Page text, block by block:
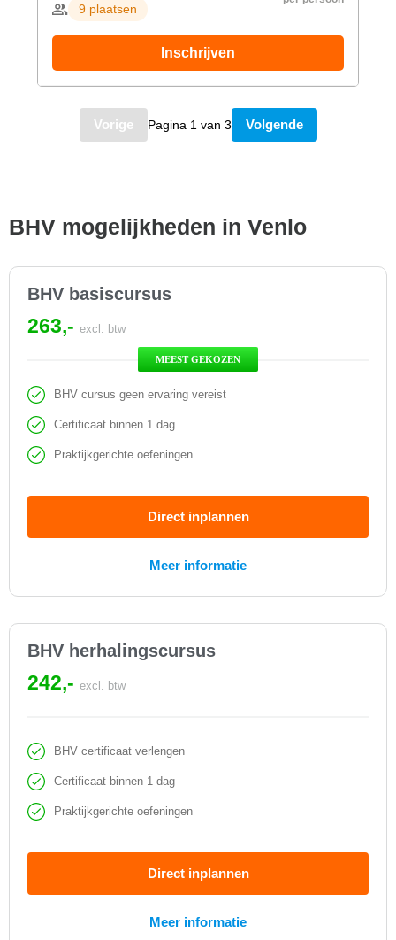
9 plaatsen
Inschrijven
Vorige Pagina 1 van 3 Volgende
BHV mogelijkheden in Venlo
BHV basiscursus
263,- excl. btw
MEEST GEKOZEN
BHV cursus geen ervaring vereist
Certificaat binnen 1 dag
Praktijkgerichte oefeningen
Direct inplannen
Meer informatie
BHV herhalingscursus
242,- excl. btw
BHV certificaat verlengen
Certificaat binnen 1 dag
Praktijkgerichte oefeningen
Direct inplannen
Meer informatie